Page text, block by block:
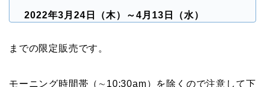
2022年3月24日（木）～4月13日（水）
までの限定販売です。
モーニング時間帯（∼10:30am）を除くので注意して下